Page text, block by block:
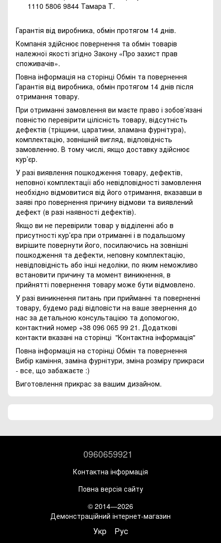
1110 5806 9844 Тамара Т.
Гарантія від виробника, обмін протягом 14 днів.
Компанія здійснює повернення та обмін товарів
належної якості згідно Закону «Про захист прав
споживачів».
Повна інформація на сторінці Обмін та повернення
Гарантія від виробника, обмін протягом 14 днів після
отримання товару.
При отриманні замовлення ви маєте право і зобов’язані
повністю перевірити цілісність товару, відсутність
дефектів (тріщини, царатини, зламана фурнітура),
комплектацію, зовнішній вигляд, відповідність
замовленню. В тому числі, якщо доставку здійснює
кур’єр.
У разі виявлення пошкодження товару, дефектів,
неповної комплектації або невідповідності замовлення
необхідно відмовитися від його отримання, вказавши в
заяві про повернення причину відмови та виявлений
дефект (в разі наявності дефектів).
Якщо ви не перевірили товар у відділенні або в
присутності кур’єра при отриманні і в подальшому
вирішите повернути його, посилаючись на зовнішні
пошкодження та дефекти, неповну комплектацію,
невідповідність або інші недоліки, по яким неможливо
встановити причину та момент виникнення, в
прийнятті повернення товару може бути відмовлено.
У разі виникнення питань при прийманні та поверненні
товару, будемо раді відповісти на ваше звернення до
нас за детальною консультацією та допомогою,
контактний номер +38 096 065 99 21. Додаткові
контакти вказані на сторінці "Контактна інформація"
Повна інформація на сторінці Обмін та повернення
Вибір каміння, заміна фурнітури, зміна розміру прикраси
- все, що забажаєте :)
Виготовлення прикрас за вашим дизайном.
0960659921
Контактна інформація
Повна версія сайту
© 2014—2026
Демонстраційний інтернет-магазин
Укр Рус